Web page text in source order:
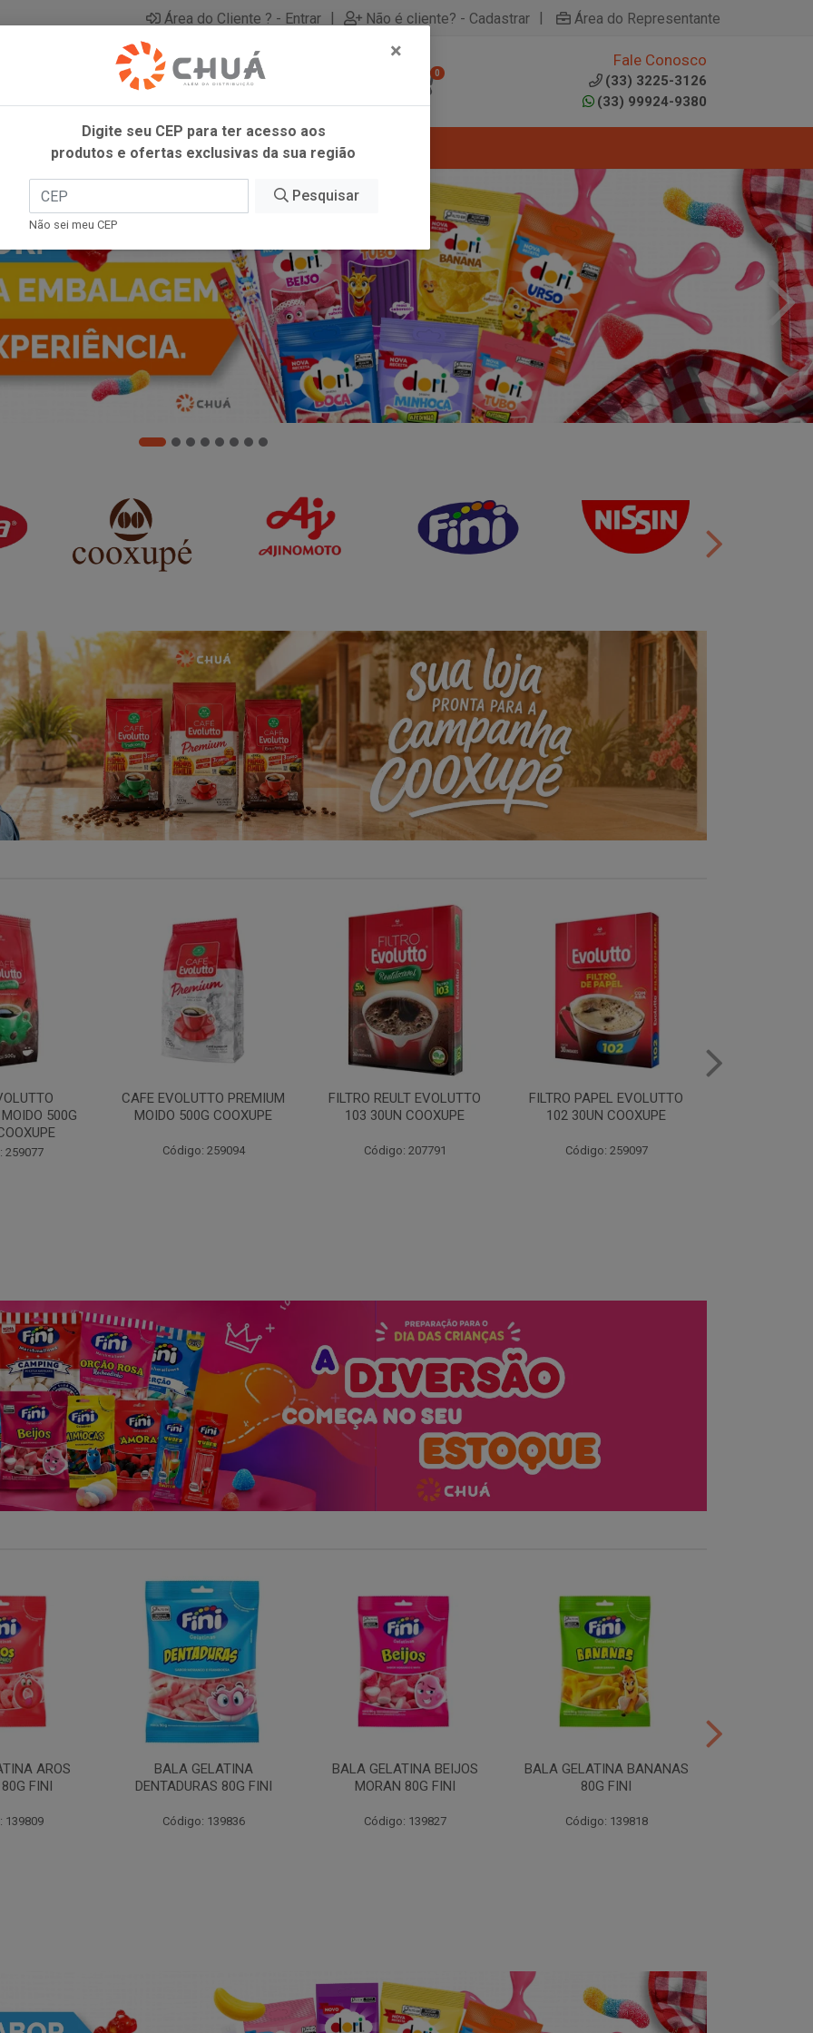
Área do Cliente ? - Entrar | Não é cliente? - Cadastrar | Área do Representante
0
Fale Conosco
(33) 3225-3126
(33) 99924-9380
PREMIUM
COOXUPE
259094
FILTRO REULT EVOLUTTO
103 30UN COOXUPE
Código: 207791
FILTRO PAPEL EVOLUTTO
102 30UN COOXUPE
Código: 259097
FILTRO PAPEL EVOLUTTO
103 30UN COOXUPE
Código: 259098
AROS
FINI
139809
BALA GELATINA
DENTADURAS 80G FINI
Código: 139836
BALA GELATINA BEIJOS
MORAN 80G FINI
Código: 139827
BALA GELATINA BANANAS
80G FINI
Código: 139818
×
Digite seu CEP para ter acesso aos
produtos e ofertas exclusivas da sua região
Pesquisar
Não sei meu CEP